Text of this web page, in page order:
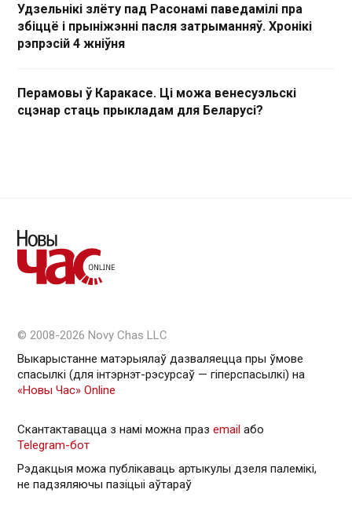
Удзельнікі злёту пад Расонамі паведамілі пра
збіццё і прыніжэнні пасля затрыманняў. Хронікі
рэпрэсій 4 жніўня
Перамовы ў Каракасе. Ці можа венесуэльскі
сцэнар стаць прыкладам для Беларусі?
© 2008-2026 Novy Chas LLC
Выкарыстанне матэрыялаў дазваляецца пры ўмове
спасылкі (для інтэрнэт-рэсурсаў — гiперспасылкi) на
«Новы Час» Online
Скантактавацца з намі можна праз email або
Telegram-бот
Рэдакцыя можа публікаваць артыкулы дзеля палемікі,
не падзяляючы пазіцыі аўтараў